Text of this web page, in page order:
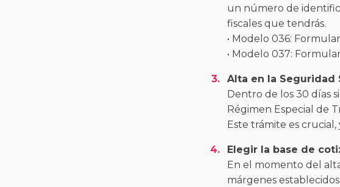
un número de
fiscales que tendrás.
• Modelo 036:
• Modelo 037:
Alta en la Seguridad
Dentro de los 30 días
Régimen Especial de
Este trámite es
Elegir la base de
En el momento del
márgenes